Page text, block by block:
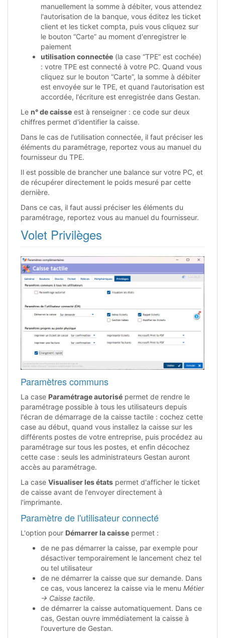
manuellement la somme à débiter, vous attendez
l'autorisation de la banque, vous éditez les ticket
client et les ticket compta, puis vous cliquez sur
le bouton “Carte” au moment d'enregistrer le
paiement
utilisation connectée (la case “TPE” est cochée)
: votre TPE est connecté à votre PC. Quand vous
cliquez sur le bouton “Carte”, la somme à débiter
est envoyée sur le TPE, et quand l'autorisation est
accordée, l'écriture est enregistrée dans Gestan.
Le n° de caisse est à renseigner : ce code sur deux
chiffres permet d'identifier la caisse.
Dans le cas de l'utilisation connectée, il faut préciser les
éléments du paramétrage, reportez vous au manuel du
fournisseur du TPE.
Il est possible de brancher une balance sur votre PC, et
de récupérer directement le poids mesuré par cette
dernière.
Dans ce cas, il faut aussi préciser les éléments du
paramétrage, reportez vous au manuel du fournisseur.
Volet Privilèges
Paramètres communs
La case Paramétrage autorisé permet de rendre le
paramétrage possible à tous les utilisateurs depuis
l'écran de démarrage de la caisse tactile : cochez cette
case au début, quand vous installez la caisse sur les
différents postes de votre entreprise, puis procédez au
paramétrage sur tous les postes, et enfin décochez
cette case : seuls les administrateurs Gestan auront
accès au paramétrage.
La case Visualiser les états permet d'afficher le ticket
de caisse avant de l'envoyer directement à
l'imprimante.
Paramètre de l'utilisateur connecté
L'option pour Démarrer la caisse permet :
de ne pas démarrer la caisse, par exemple pour
désactiver temporairement le lancement chez tel
ou tel utilisateur
de ne démarrer la caisse que sur demande. Dans
ce cas, vous lancerez la caisse via le menu Métier
→ Caisse tactile.
de démarrer la caisse automatiquement. Dans ce
cas, Gestan ouvre immédiatement la caisse à
l'ouverture de Gestan.